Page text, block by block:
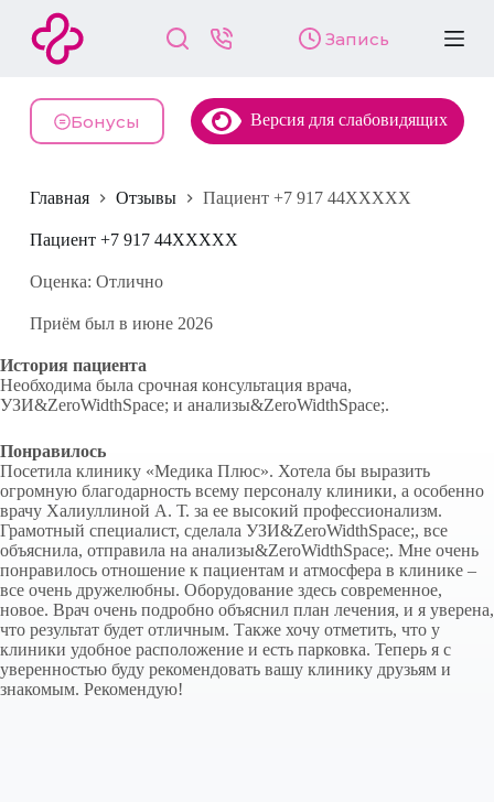
й
и
у
и
Запись
Бонусы Версия для слабовидящих
Главная Отзывы Пациент +7 917 44XXXXX
Пациент +7 917 44XXXXX
Оценка: Отлично
Приём был в июне 2026
История пациента
Необходима была срочная консультация врача,
УЗИ&ZeroWidthSpace; и анализы&ZeroWidthSpace;.
Понравилось
Посетила клинику «Медика Плюс». Хотела бы выразить
огромную благодарность всему персоналу клиники, а особенно
врачу Халиуллиной А. Т. за ее высокий профессионализм.
Грамотный специалист, сделала УЗИ&ZeroWidthSpace;, все
объяснила, отправила на анализы&ZeroWidthSpace;. Мне очень
понравилось отношение к пациентам и атмосфера в клинике –
все очень дружелюбны. Оборудование здесь современное,
новое. Врач очень подробно объяснил план лечения, и я уверена,
что результат будет отличным. Также хочу отметить, что у
клиники удобное расположение и есть парковка. Теперь я с
уверенностью буду рекомендовать вашу клинику друзьям и
знакомым. Рекомендую!